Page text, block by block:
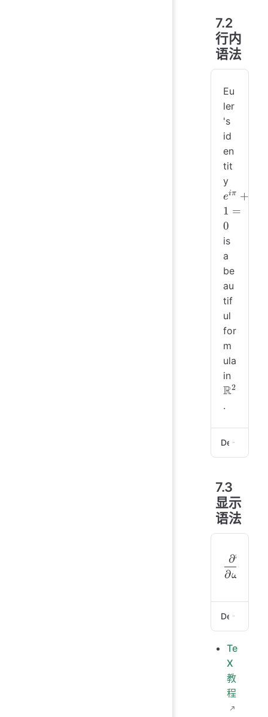
7.2
行内
语法
Eu
ler
's
id
en
tit
y
eiπ +
1 =
0
is
a
be
au
tif
ul
for
m
ula
in
R2
.
Demo
7.3
显示
语法
\frac
∂ω
∂r
Demo
Te
X
教
程